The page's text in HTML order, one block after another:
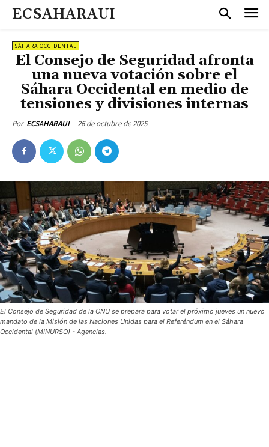
ECSAHARAUI
SÁHARA OCCIDENTAL
El Consejo de Seguridad afronta
una nueva votación sobre el
Sáhara Occidental en medio de
tensiones y divisiones internas
Por ECSAHARAUI 26 de octubre de 2025
El Consejo de Seguridad de la ONU se prepara para votar el próximo jueves un nuevo
mandato de la Misión de las Naciones Unidas para el Referéndum en el Sáhara
Occidental (MINURSO) - Agencias.